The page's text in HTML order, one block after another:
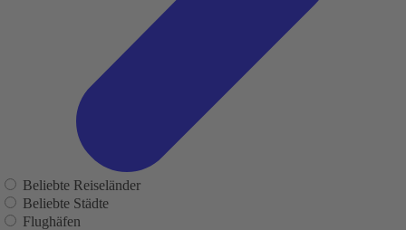
Beliebte Reiseländer
Beliebte Städte
Flughäfen